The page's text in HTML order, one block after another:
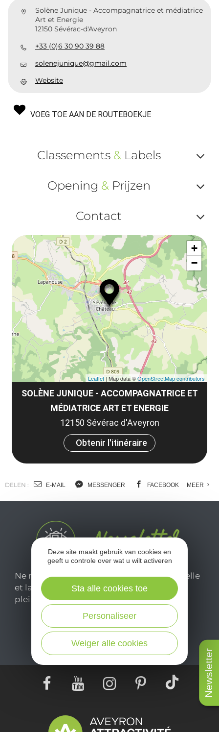
Newsletter
Solène Junique - Accompagnatrice et médiatrice
Art et Energie
12150 Sévérac-d'Aveyron
+33 (0)6 30 90 39 88
solenejunique@gmail.com
Website
VOEG TOE AAN DE ROUTEBOEKJE
Classements &Labels
ou
Opening &Prijzen
ou
et
Contact
ou
SOLÈNE JUNIQUE - ACCOMPAGNATRICE ET
MÉDIATRICE ART ET ENERGIE
12150 Sévérac d'Aveyron
Obtenir l'itinéraire
+
−
Leaflet | Map data ©OpenStreetMap contributors
DELEN : E-MAIL MESSENGER FACEBOOK MEER
Ne manquez pas notre newsletter mensuelle
et laissez-vous inspirer pour profiter
pleinement de votre séjour en Aveyron.
Je m'abonne ici
Deze site maakt gebruik van cookies en
geeft u controle over wat u wilt activeren
Weiger alle cookies
Personaliseer
Sta alle cookies toe